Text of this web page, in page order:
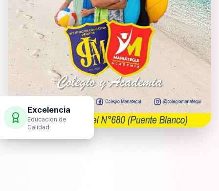
Excelencia
Educación de
Calidad